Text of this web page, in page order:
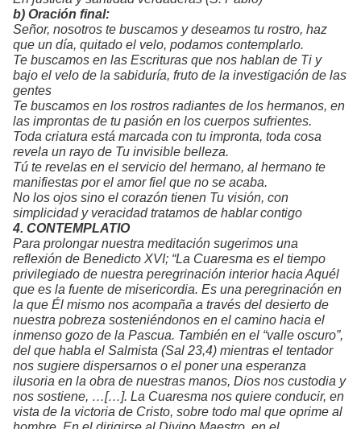
b) Oración final:
Señor, nosotros te buscamos y deseamos tu rostro, haz
que un día, quitado el velo, podamos contemplarlo.
Te buscamos en las Escrituras que nos hablan de Ti y
bajo el velo de la sabiduría, fruto de la investigación de las
gentes
Te buscamos en los rostros radiantes de los hermanos, en
las improntas de tu pasión en los cuerpos sufrientes.
Toda criatura está marcada con tu impronta, toda cosa
revela un rayo de Tu invisible belleza.
Tú te revelas en el servicio del hermano, al hermano te
manifiestas por el amor fiel que no se acaba.
No los ojos sino el corazón tienen Tu visión, con
simplicidad y veracidad tratamos de hablar contigo
4. CONTEMPLATIO
Para prolongar nuestra meditación sugerimos una
reflexión de Benedicto XVI; “La Cuaresma es el tiempo
privilegiado de nuestra peregrinación interior hacia Aquél
que es la fuente de misericordia. Es una peregrinación en
la que Él mismo nos acompaña a través del desierto de
nuestra pobreza sosteniéndonos en el camino hacia el
inmenso gozo de la Pascua. También en el “valle oscuro”,
del que habla el Salmista (Sal 23,4) mientras el tentador
nos sugiere dispersarnos o el poner una esperanza
ilusoria en la obra de nuestras manos, Dios nos custodia y
nos sostiene, …[…]. La Cuaresma nos quiere conducir, en
vista de la victoria de Cristo, sobre todo mal que oprime al